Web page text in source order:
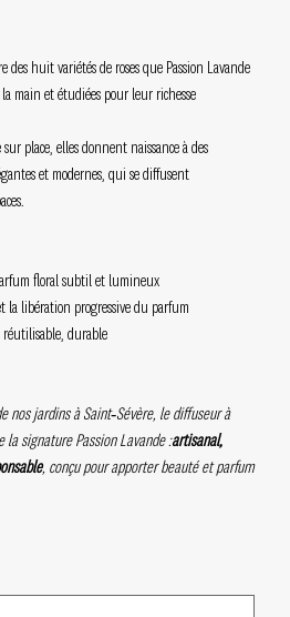
des huit variétés de roses que Passion Lavande
main et étudiées pour leur richesse
place, elles donnent naissance à des
et modernes, qui se diffusent
floral subtil et lumineux
la libération progressive du parfum
durable
nos jardins à Saint‑Sévère, le diffuseur à
la signature Passion Lavande :artisanal,
, conçu pour apporter beauté et parfum